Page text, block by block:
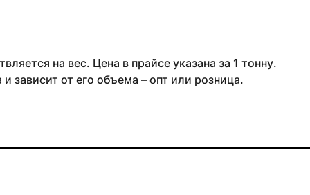
на вес. Цена в прайсе указана за 1 тонну.
зависит от его объема – опт или розница.